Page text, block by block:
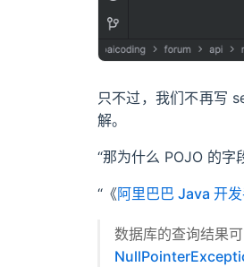
只不过，我们不再写
解。
“那为什么 POJO 的字
“《阿里巴巴 Java 开
数据库的查询结果